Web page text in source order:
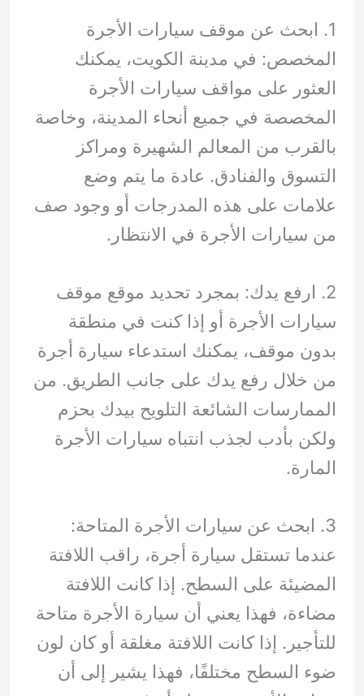
1. ابحث عن موقف سيارات الأجرة
المخصص: في مدينة الكويت، يمكنك
العثور على مواقف سيارات الأجرة
المخصصة في جميع أنحاء المدينة، وخاصة
بالقرب من المعالم الشهيرة ومراكز
التسوق والفنادق. عادة ما يتم وضع
علامات على هذه المدرجات أو وجود صف
من سيارات الأجرة في الانتظار.
2. ارفع يدك: بمجرد تحديد موقع موقف
سيارات الأجرة أو إذا كنت في منطقة
بدون موقف، يمكنك استدعاء سيارة أجرة
من خلال رفع يدك على جانب الطريق. من
الممارسات الشائعة التلويح بيدك بحزم
ولكن بأدب لجذب انتباه سيارات الأجرة
المارة.
3. ابحث عن سيارات الأجرة المتاحة:
عندما تستقل سيارة أجرة، راقب اللافتة
المضيئة على السطح. إذا كانت اللافتة
مضاءة، فهذا يعني أن سيارة الأجرة متاحة
للتأجير. إذا كانت اللافتة مغلقة أو كان لون
ضوء السطح مختلفًا، فهذا يشير إلى أن